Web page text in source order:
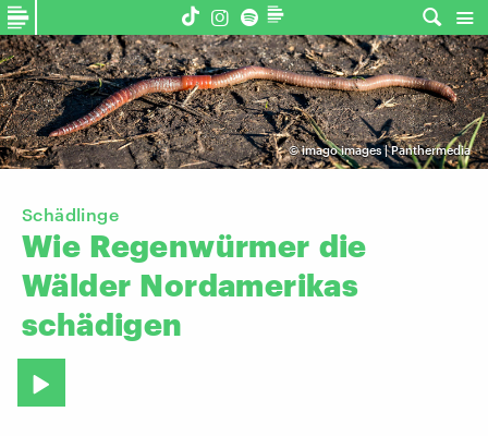
©imago images | Panthermedia
Schädlinge
Wie Regenwürmer die
Wälder Nordamerikas
schädigen